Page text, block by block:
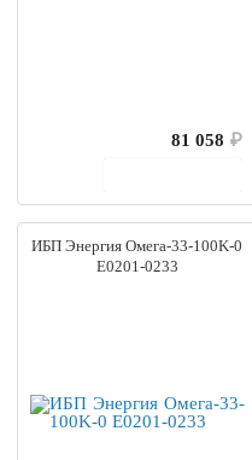
81 058 ₽
ИБП Энергия Омега-33-100K-0
Е0201-0233